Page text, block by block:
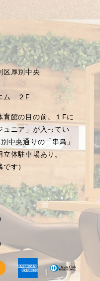
区厚別中央
ム ２F
育館の目の前。１Fに
ュニア」が入ってい
中央通りの「串鳥」
体駐車場あり。
です）